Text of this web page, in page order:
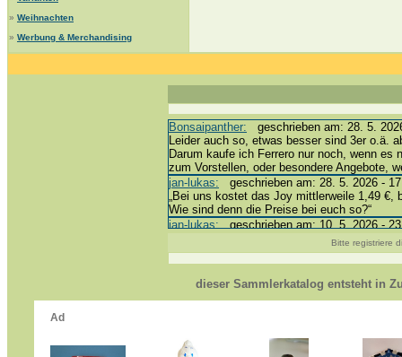
» Weihnachten
» Werbung & Merchandising
Bonsaipanther: geschrieben am: 28. 5.
Leider auch so, etwas besser sind 3er o.ä.
Darum kaufe ich Ferrero nur noch, wenn es
zum Vorstellen, oder besondere Angebote,
jan-lukas: geschrieben am: 28. 5. 2026 -
„Bei uns kostet das Joy mittlerweile 1,49 €,
Wie sind denn die Preise bei euch so?“
jan-lukas:geschrieben am: 10. 5. 2026 -
Bonsaipanther:geschrieben am: 10. 5.
@ Harald
https://www.ue-ei-portal-
Dein Enkel sollte zur Strafe die nächsten 3
Für die Figuren VC307, 310, 318 und 326
mein Enkel hat die leider weggeworfen
Bitte registriere
dieser Sammlerkatalog entsteht in